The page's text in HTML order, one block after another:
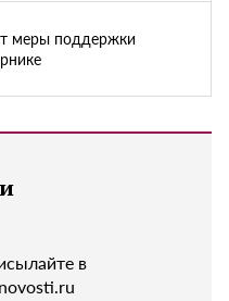
меры поддержки
в